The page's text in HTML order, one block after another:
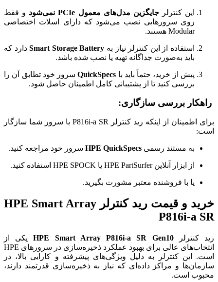
این کنترلرجایگزین مدل‌های معمول PCIe نمی‌شود
و فقط
روی سرورهایی نصب می‌شود که دارای اسلات اختصاصی
Modular هستند.
استفاده از این کنترلر نیاز به Smart Storage Batteryدارد که
باید به‌صورت جداگانه تهیه یا نصب شده باشد.
پیش از خرید، حتماً باید با QuickSpecsسرور خود تطابق آن را
بررسی کنید تا از پشتیبانی کامل اطمینان حاصل شود.
راهکار بررسی سازگاری:
برای اطمینان از اینکه رید کنترلر P816i-a SR با سرور شما سازگار
است:
به مستند رسمی HPE QuickSpecs سرور خود مراجعه کنید.
از ابزار آنلاین HPE PartSurfer یا HPE SPOCK استفاده کنید.
یا با فروشنده معتبر مشورت بگیرید.
خرید و قیمت رید کنترلر HPE Smart Array
P816i-a SR
رید کنترلرHPE Smart Array P816i-a SR Gen10یکی از
انتخاب‌های عالی برای بهبود عملکرد ذخیره‌سازی در سرورهای HPE
است. این کنترلر به دلیل ویژگی‌های پیشرفته و کارایی بالا، در
سازمان‌ها و مراکز داده‌ای که نیاز به ذخیره‌سازی قدرتمند دارند،
محبوب است.